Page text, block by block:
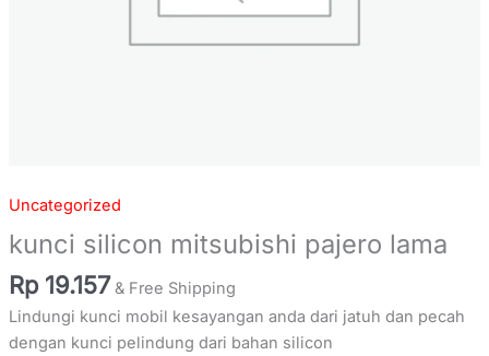
Uncategorized
kunci silicon mitsubishi pajero lama
Rp 19.157 & Free Shipping
Lindungi kunci mobil kesayangan anda dari jatuh dan pecah
dengan kunci pelindung dari bahan silicon